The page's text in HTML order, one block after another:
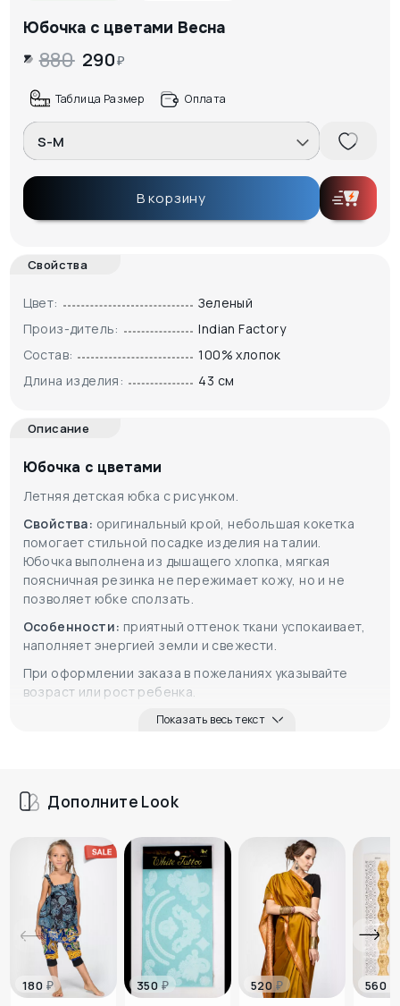
Юбочка с цветами Весна
880 290₽
Таблица Размер Оплата
S-M
В корзину
Свойства
Цвет:
Зеленый
Произ-дитель:
Indian Factory
Состав:
100% хлопок
Длина изделия:
43 см
Описание
Юбочка с цветами
Летняя детская юбка с рисунком.
Свойства: оригинальный крой, небольшая кокетка
помогает стильной посадке изделия на талии.
Юбочка выполнена из дышащего хлопка, мягкая
поясничная резинка не пережимает кожу, но и не
позволяет юбке сползать.
Особенности: приятный оттенок ткани успокаивает,
наполняет энергией земли и свежести.
При оформлении заказа в пожеланиях указывайте
возраст или рост ребенка.
Показать весь текст
Дополните Look
180 ₽ 350₽ 520 ₽ 560